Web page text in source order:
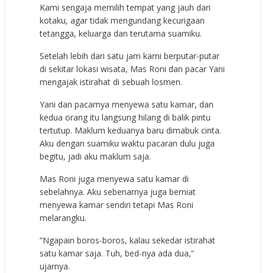
Kami sengaja memilih tempat yang jauh dari
kotaku, agar tidak mengundang kecurigaan
tetangga, keluarga dan terutama suamiku.
Setelah lebih dari satu jam kami berputar-putar
di sekitar lokasi wisata, Mas Roni dan pacar Yani
mengajak istirahat di sebuah losmen.
Yani dan pacarnya menyewa satu kamar, dan
kedua orang itu langsung hilang di balik pintu
tertutup. Maklum keduanya baru dimabuk cinta.
Aku dengan suamiku waktu pacaran dulu juga
begitu, jadi aku maklum saja.
Mas Roni juga menyewa satu kamar di
sebelahnya. Aku sebenarnya juga berniat
menyewa kamar sendiri tetapi Mas Roni
melarangku.
“Ngapain boros-boros, kalau sekedar istirahat
satu kamar saja. Tuh, bed-nya ada dua,”
ujarnya.